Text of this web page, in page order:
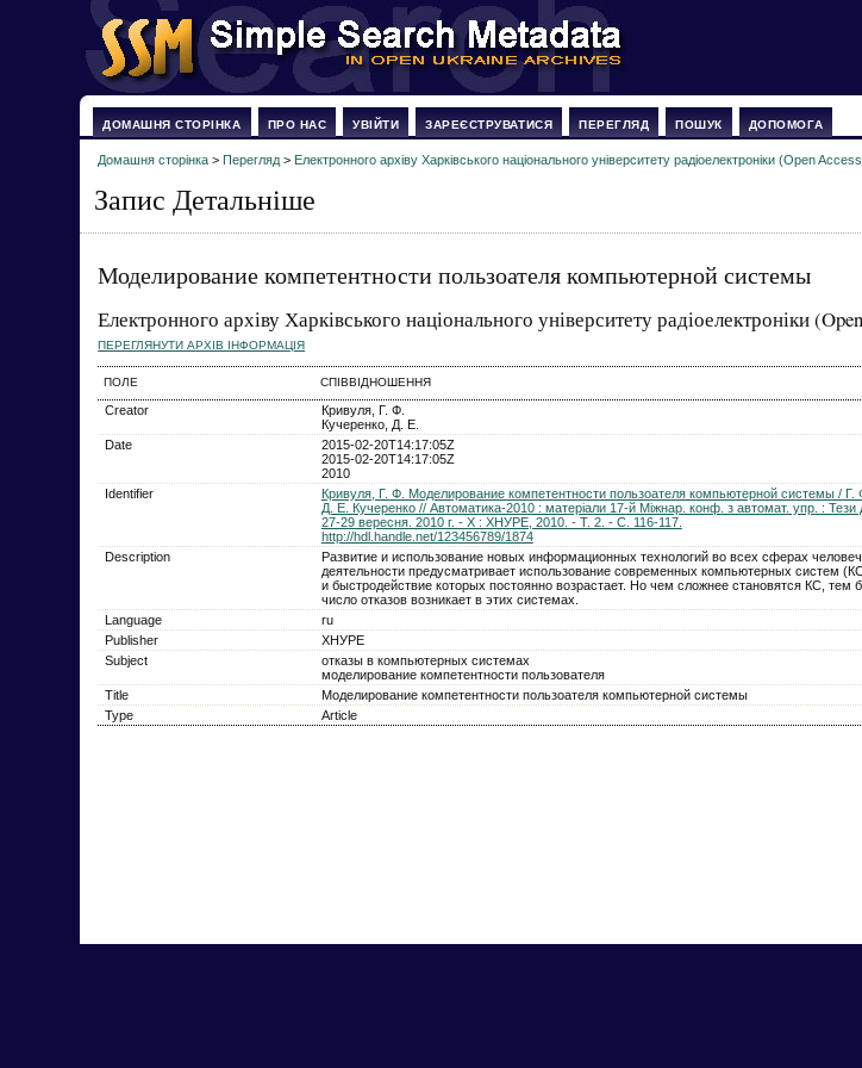
ДОМАШНЯ СТОРІНКА ПРО НАС УВІЙТИ ЗАРЕЄСТРУВАТИСЯ ПЕРЕГЛЯД ПОШУК ДОПОМОГА
Домашня сторінка >Перегляд > Електронного архіву Харківського національного університету радіоелектроніки (Open
Запис Детальніше
Моделирование компетентности пользоателя компьютерной системы
Електронного архіву Харківського національного університету радіоелектроніки
ПЕРЕГЛЯНУТИ АРХІВ ІНФОРМАЦІЯ
ПОЛЕ СПІВВІДНОШЕННЯ
Creator
Кривуля, Г. Ф.
Кучеренко, Д. Е.
Date
2015-02-20T14:17:05Z
2015-02-20T14:17:05Z
2010
Identifier
Кривуля, Г. Ф. Моделирование компетентности пользоателя компьютерной системы / Г.
Д. Е. Кучеренко // Автоматика-2010 : матеріали 17-й Міжнар. конф. з автомат. упр. : Тези
27-29 вересня. 2010 г. - Х : ХНУРЕ, 2010. - Т. 2. - С. 116-117.
http://hdl.handle.net/123456789/1874
Description
Развитие и использование новых информационных технологий во всех сферах
деятельности предусматривает использование современных компьютерных систем
и быстродействие которых постоянно возрастает. Но чем сложнее становятся КС, тем
число отказов возникает в этих системах.
Language
ru
Publisher
ХНУРЕ
Subject
отказы в компьютерных системах
моделирование компетентности пользователя
Title
Моделирование компетентности пользоателя компьютерной системы
Type
Article